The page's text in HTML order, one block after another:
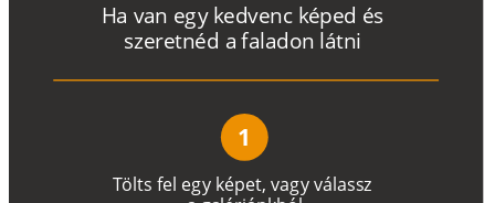
Tölts fel egy képet, vagyválassz
Ha van egy kedvenc képed és
szeretnéd a faladon látni
1